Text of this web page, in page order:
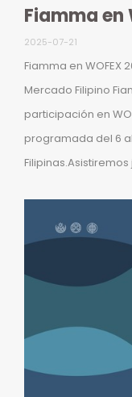
Fiamma en
2025-07-21
Fiamma en WOFEX
Mercado Filipino
participación en
programada del 6